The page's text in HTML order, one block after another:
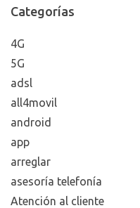
Categorías
4G
5G
adsl
all4movil
android
app
arreglar
asesoría telefonía
Atención al cliente